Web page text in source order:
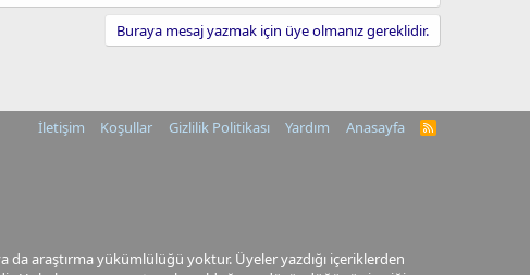
Buraya mesaj yazmak için üye olmanız gereklidir.
İletişim Koşullar Gizlilik Politikası Yardım Anasayfa
R
da araştırma yükümlülüğü yoktur. Üyeler yazdığı içeriklerden